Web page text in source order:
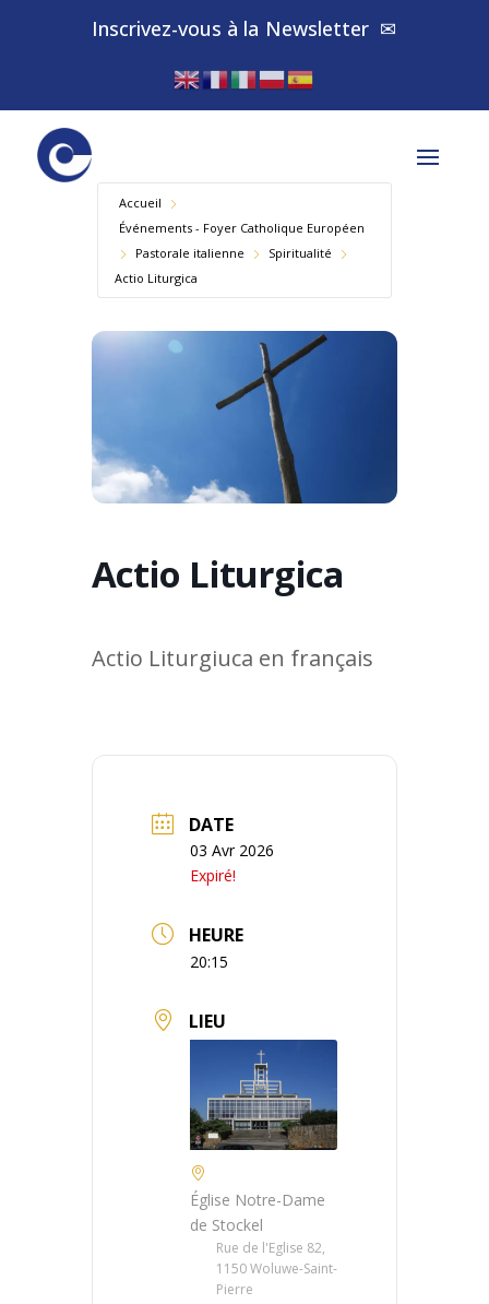
Inscrivez-vous à la Newsletter ✉
Accueil
Événements - Foyer Catholique Européen
Pastorale italienne
Spiritualité
Actio Liturgica
Actio Liturgica
Actio Liturgiuca en français
DATE
03 Avr 2026
Expiré!
HEURE
20:15
LIEU
Église Notre-Dame
de Stockel
Rue de l'Eglise 82,
1150 Woluwe-Saint-
Pierre